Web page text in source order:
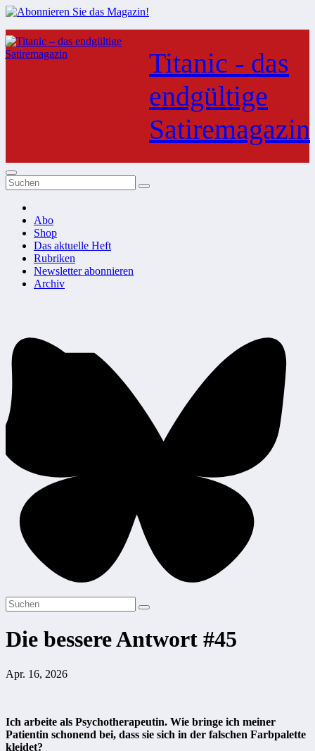
Zum
Inhalt
springen
Titanic - das
endgültige
Satiremagazin
Abo
Shop
Das aktuelle Heft
Rubriken
Newsletter abonnieren
Archiv
Die bessere Antwort #45
Apr. 16, 2026
Ich arbeite als Psychotherapeutin. Wie bringe ich meiner
Patientin schonend bei, dass sie sich in der falschen Farbpalette
kleidet?